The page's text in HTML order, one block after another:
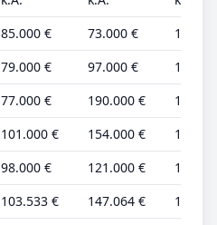
85.000 € 73.000 €
79.000 € 97.000 €
77.000 € 190.000 €
101.000 € 154.000 €
98.000 € 121.000 €
103.533 € 147.064 €